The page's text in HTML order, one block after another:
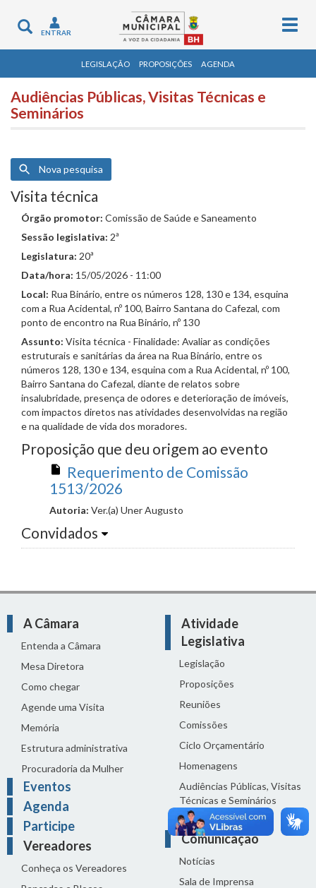
Toggle
navigation
ENTRAR
LEGISLAÇÃO PROPOSIÇÕES AGENDA
Audiências Públicas, Visitas Técnicas e
Seminários
Nova pesquisa
Visita técnica
Órgão promotor: Comissão de Saúde e Saneamento
Sessão legislativa: 2ª
Legislatura: 20ª
Data/hora: 15/05/2026 - 11:00
Local: Rua Binário, entre os números 128, 130 e 134, esquina
com a Rua Acidental, nº 100, Bairro Santana do Cafezal, com
ponto de encontro na Rua Binário, nº 130
Assunto: Visita técnica - Finalidade: Avaliar as condições
estruturais e sanitárias da área na Rua Binário, entre os
números 128, 130 e 134, esquina com a Rua Acidental, nº 100,
Bairro Santana do Cafezal, diante de relatos sobre
insalubridade, presença de odores e deterioração de imóveis,
com impactos diretos nas atividades desenvolvidas na região
e na qualidade de vida dos moradores.
Proposição que deu origem ao evento
Requerimento de Comissão
1513/2026
Autoria: Ver.(a) Uner Augusto
Convidados
A Câmara
Entenda a Câmara
Mesa Diretora
Como chegar
Agende uma Visita
Memória
Estrutura administrativa
Procuradoria da Mulher
Eventos
Agenda
Participe
Vereadores
Conheça os Vereadores
Atividade
Legislativa
Legislação
Proposições
Reuniões
Comissões
Ciclo Orçamentário
Homenagens
Audiências Públicas, Visitas
Técnicas e Seminários
Distribuição do dia
Comunicação
Notícias
Sala de Imprensa